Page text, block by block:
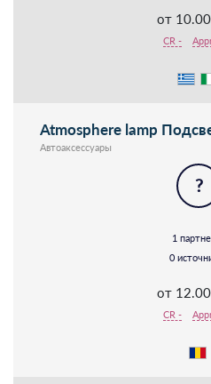
от
CR -
Atmosphere lamp
Автоаксессуары
?
1
0
от
CR -